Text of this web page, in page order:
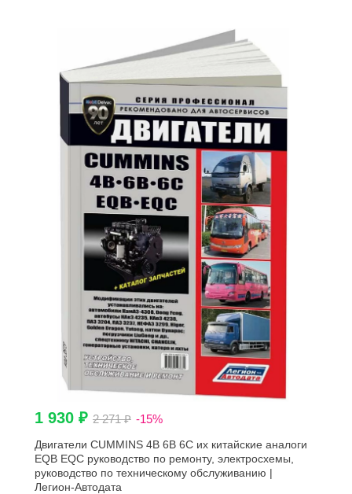
1 930 ₽ 2 271 ₽ -15%
Двигатели CUMMINS 4В 6B 6C их китайские аналоги
EQB EQC руководство по ремонту, электросхемы,
руководство по техническому обслуживанию |
Легион-Aвтодата